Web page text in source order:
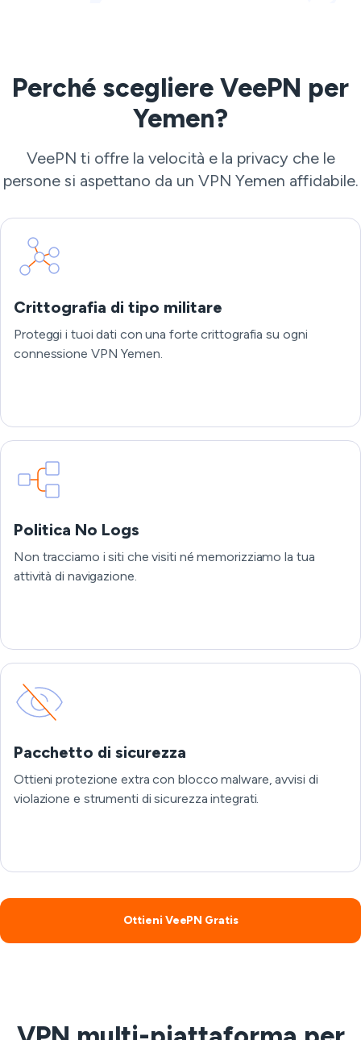
Perché scegliere VeePN per
Yemen?
VeePN ti offre la velocità e la privacy che le
persone si aspettano da un VPN Yemen affidabile.
Crittografia di tipo militare
Proteggi i tuoi dati con una forte crittografia su ogni
connessione VPN Yemen.
Politica No Logs
Non tracciamo i siti che visiti né memorizziamo la tua
attività di navigazione.
Pacchetto di sicurezza
Ottieni protezione extra con blocco malware, avvisi di
violazione e strumenti di sicurezza integrati.
Ottieni VeePN Gratis